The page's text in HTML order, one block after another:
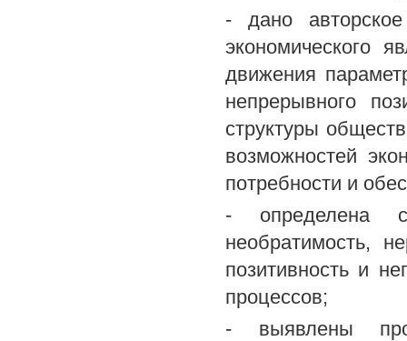
- дано
экономического
движения
непрерывного
структуры
возможностей
потребности и
- определена
необратимость,
позитивность и
процессов;
- выявлены